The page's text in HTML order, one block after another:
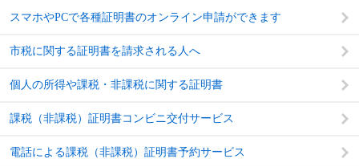
スマホやPCで各種証明書のオンライン申請ができます
市税に関する証明書を請求される人へ
個人の所得や課税・非課税に関する証明書
課税（非課税）証明書コンビニ交付サービス
電話による課税（非課税）証明書予約サービス